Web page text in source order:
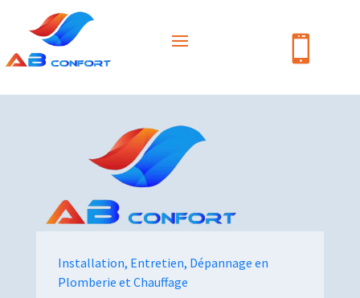

Installation, Entretien, Dépannage en
Plomberie et Chauffage